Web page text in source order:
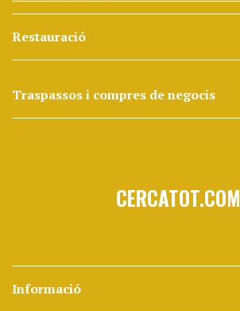
Restauració
Traspassos i compres de negocis
CERCATOT.COM
Informació